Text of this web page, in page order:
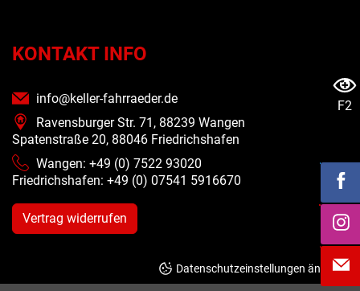
KONTAKT INFO
info@keller-fahrraeder.de
Ravensburger Str. 71, 88239 Wangen
Spatenstraße 20, 88046 Friedrichshafen
Wangen: +49 (0) 7522 93020
Friedrichshafen: +49 (0) 07541 5916670
Vertrag widerrufen
Datenschutzeinstellungen ändern
F2